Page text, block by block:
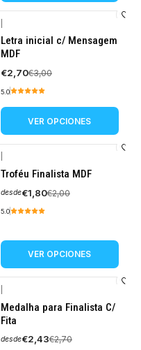
-10%
OFF
Letra inicial c/ Mensagem
MDF
€2,70€3,00
5.0
VER OPCIONES
-10%
OFF
Troféu Finalista MDF
desde€1,80€2,00
5.0
VER OPCIONES
-10%
OFF
Medalha para Finalista C/
Fita
desde€2,43€2,70